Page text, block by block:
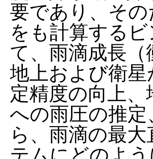
要であり、そ
をも計算する
て、雨滴成長
地上および衛
定精度の向上
への雨圧の推
ら、雨滴の最